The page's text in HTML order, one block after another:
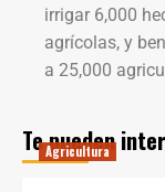
irrigar 6,000
agrícolas, y
a 25,000
Te pueden
Agricultura